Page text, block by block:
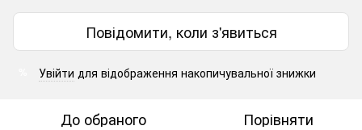
Повідомити, коли з'явиться
Увійти для відображення накопичувальної знижки
До обраного Порівняти